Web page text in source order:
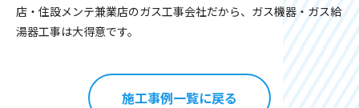
店・住設メンテ兼業店のガス工事会社だから、ガス機器・ガス給
湯器工事は大得意です。
施工事例一覧に戻る